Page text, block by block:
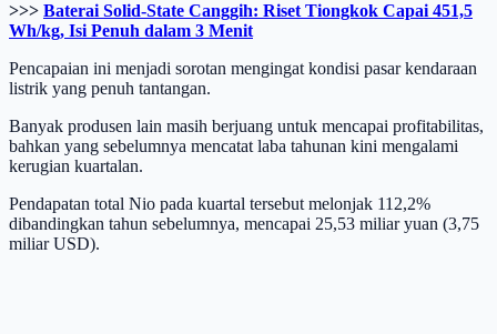
>>> Baterai Solid-State Canggih: Riset Tiongkok Capai 451,5
Wh/kg, Isi Penuh dalam 3 Menit
Pencapaian ini menjadi sorotan mengingat kondisi pasar kendaraan
listrik yang penuh tantangan.
Banyak produsen lain masih berjuang untuk mencapai profitabilitas,
bahkan yang sebelumnya mencatat laba tahunan kini mengalami
kerugian kuartalan.
Pendapatan total Nio pada kuartal tersebut melonjak 112,2%
dibandingkan tahun sebelumnya, mencapai 25,53 miliar yuan (3,75
miliar USD).